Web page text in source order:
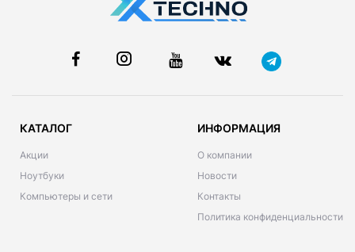
КАТАЛОГ
Акции
Ноутбуки
Компьютеры и сети
ИНФОРМАЦИЯ
О компании
Новости
Контакты
Политика конфиденциальности